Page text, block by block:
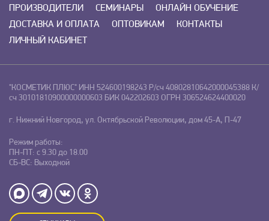
ПРОИЗВОДИТЕЛИ
СЕМИНАРЫ
ОНЛАЙН ОБУЧЕНИЕ
ДОСТАВКА И ОПЛАТА
ОПТОВИКАМ
КОНТАКТЫ
ЛИЧНЫЙ КАБИНЕТ
"КОСМЕТИК ПЛЮС" ИНН 524600198243 Р/сч 40802810642000045388 К/
сч 30101810900000000603 БИК 042202603 ОГРН 306524624400020
г. Нижний Новгород, ул. Октябрьской Революции, дом 45-А, П-47
Режим работы:
ПН-ПТ: с 9.30 до 18.00
СБ-ВС: Выходной